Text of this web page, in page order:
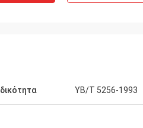
YB/T 5256-1993